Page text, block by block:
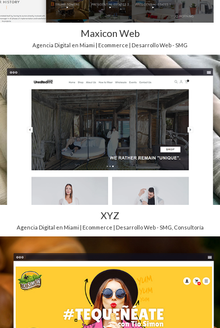
Maxicon Web
Agencia Digital en Miami | Ecommerce | Desarrollo Web - SMG
XYZ
Agencia Digital en Miami | Ecommerce | Desarrollo Web - SMG Consultoría